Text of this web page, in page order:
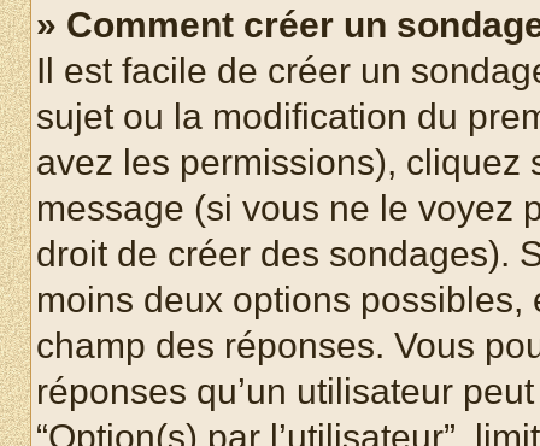
» Comment créer un
Il est facile de créer un
sujet ou la modification du
avez les permissions), cliquez
message (si vous ne le voyez
droit de créer des sondages).
moins deux options
champ des réponses. Vous
réponses qu’un utilisateur
“Option(s) par l’utilisateur”,